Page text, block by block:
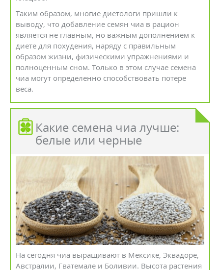
Таким образом, многие диетологи пришли к
выводу, что добавление семян чиа в рацион
является не главным, но важным дополнением к
диете для похудения, наряду с правильным
образом жизни, физическими упражнениями и
полноценным сном. Только в этом случае семена
чиа могут определенно способствовать потере
веса.
Какие семена чиа лучше:
белые или черные
На сегодня чиа выращивают в Мексике, Эквадоре,
Австралии, Гватемале и Боливии. Высота растения